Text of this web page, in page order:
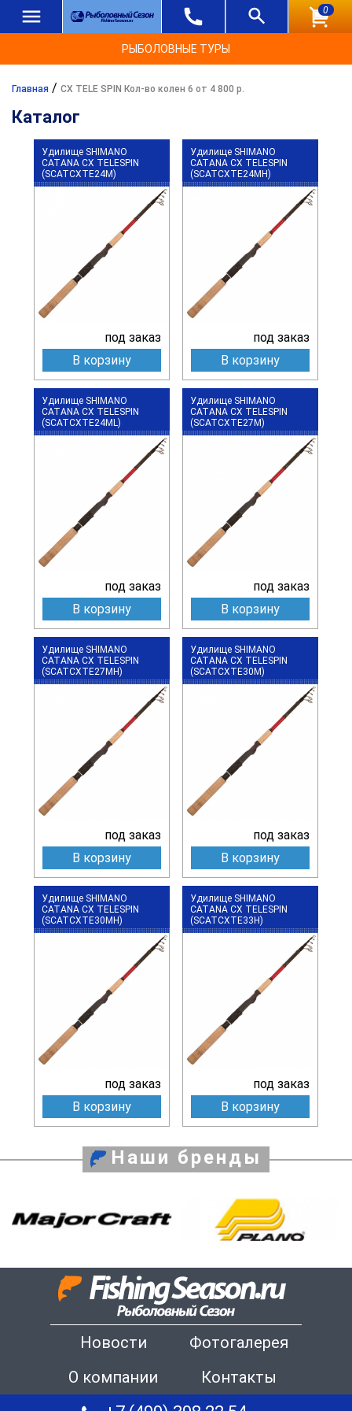
0
РЫБОЛОВНЫЕ ТУРЫ
Главная / CX TELE SPIN Кол-во колен 6 от 4 800 р.
Каталог
Удилище SHIMANO
CATANA CX TELESPIN
(SCATCXTE24M)
под заказ
В корзину
Удилище SHIMANO
CATANA CX TELESPIN
(SCATCXTE24MH)
под заказ
В корзину
Удилище SHIMANO
CATANA CX TELESPIN
(SCATCXTE24ML)
под заказ
В корзину
Удилище SHIMANO
CATANA CX TELESPIN
(SCATCXTE27M)
под заказ
В корзину
Удилище SHIMANO
CATANA CX TELESPIN
(SCATCXTE27MH)
под заказ
В корзину
Удилище SHIMANO
CATANA CX TELESPIN
(SCATCXTE30M)
под заказ
В корзину
Удилище SHIMANO
CATANA CX TELESPIN
(SCATCXTE30MH)
под заказ
В корзину
Удилище SHIMANO
CATANA CX TELESPIN
(SCATCXTE33H)
под заказ
В корзину
Наши бренды
Новости
Фотогалерея
О компании
Контакты